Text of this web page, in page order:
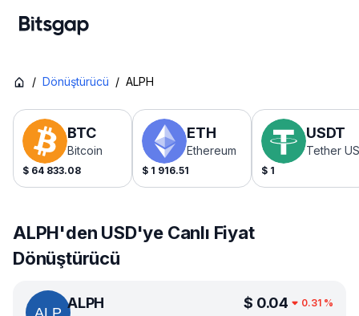
/ Dönüştürücü / ALPH
BTC
Bitcoin
$ 64 833.08
ETH
Ethereum
$ 1 916.51
USDT
Tether
$ 1
ALPH'den USD'ye Canlı Fiyat
Dönüştürücü
ALPH $ 0.04 0.31 %